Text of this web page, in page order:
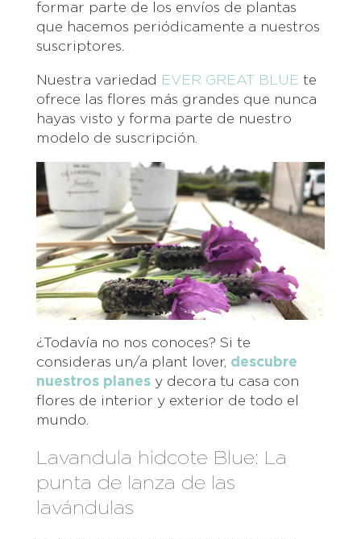
formar parte de los envíos de plantas
que hacemos periódicamente a nuestros
suscriptores.
Nuestra variedad EVER GREAT BLUE te
ofrece las flores más grandes que nunca
hayas visto y forma parte de nuestro
modelo de suscripción.
¿Todavía no nos conoces? Si te
consideras un/a plant lover, descubre
nuestros planesy decora tu casa con
flores de interior y exterior de todo el
mundo.
Lavandula hidcote Blue: La
punta de lanza de las
lavándulas